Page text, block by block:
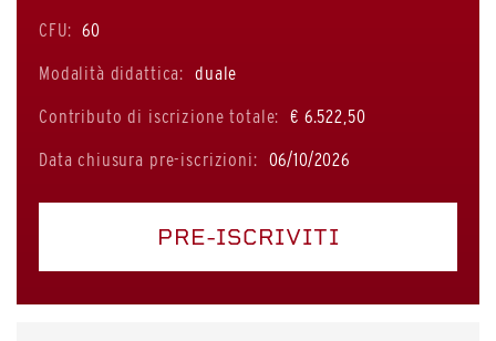
CFU: 60
Modalità didattica: duale
Contributo di iscrizione totale: € 6.522,50
Data chiusura pre-iscrizioni: 06/10/2026
PRE-ISCRIVITI